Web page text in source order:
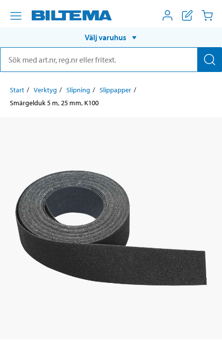
Välj varuhus
Start Verktyg Slipning
Slippapper
Smärgelduk 5 m, 25 mm, K100